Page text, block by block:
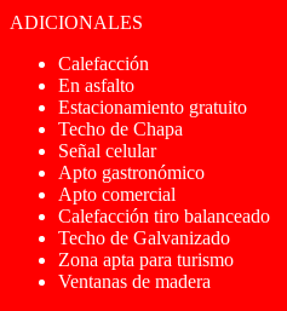
ADICIONALES
Calefacción
En asfalto
Estacionamiento gratuito
Techo de Chapa
Señal celular
Apto gastronómico
Apto comercial
Calefacción tiro balanceado
Techo de Galvanizado
Zona apta para turismo
Ventanas de madera